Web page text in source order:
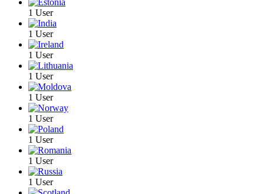
1 User
1 User
1 User
1 User
1 User
1 User
1 User
1 User
1 User